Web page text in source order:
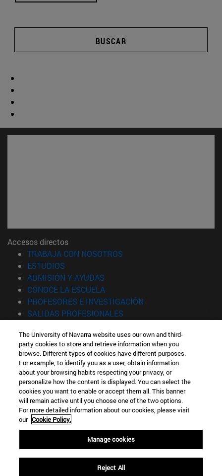
BUSCAR
Accesos directos
TRABAJA CON NOSOTROS
ESTUDIOS
ADMISIÓN Y AYUDAS
CONOCE LA ESCUELA(abre en nueva ventana)
PROFESORES E INVESTIGACIÓN
SALIDAS PROFESIONALES
Información
TFNO +34 943 21 98 77
¿QUÉ GRADO TE INTERESA?
¿QUÉ MÁSTER TE INTERESA?
© Universidad de Navarra
Información legal
Accesibilidad
Configuración de cookies
Localizador de campus
The University of Navarra website uses our own and third-
party cookies to store and retrieve information when you
browse. Different types of cookies have different purposes.
For example, to identify you as a user, obtain information
about your browsing habits respecting your privacy, or
personalize how the content is displayed. You can select the
cookies you want to enable or accept them all. This banner
will remain active until you choose one of the two options.
For more detailed information about our cookies, please visit
our Cookie Policy.
Manage cookies
Reject All